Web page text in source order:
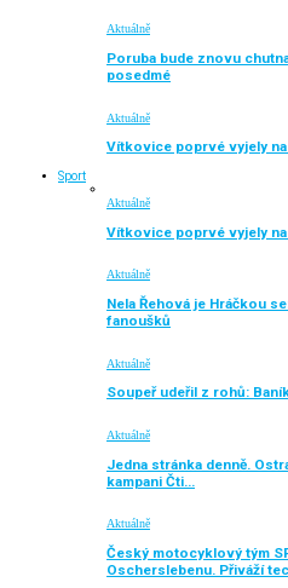
Aktuálně
Poruba bude znovu
posedmé
Aktuálně
Vítkovice poprvé vyjely
Sport
Aktuálně
Vítkovice poprvé vyjely
Aktuálně
Nela Řehová je Hráčkou
fanoušků
Aktuálně
Soupeř udeřil z rohů:
Aktuálně
Jedna stránka denně.
kampani Čti…
Aktuálně
Český motocyklový tým
Oscherslebenu. Přiváží